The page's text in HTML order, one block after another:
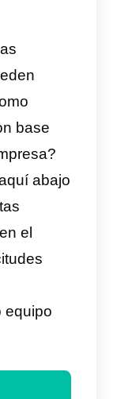
es
al
la
del negocio
de
muy útil